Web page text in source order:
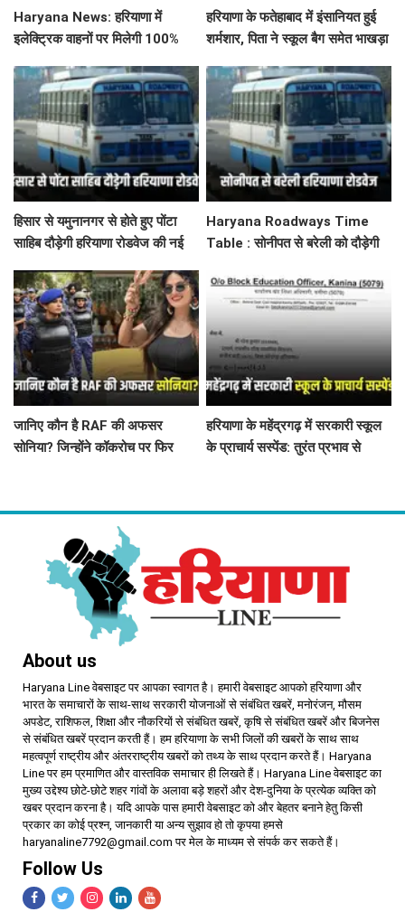
Haryana News: हरियाणा में
इलेक्ट्रिक वाहनों पर मिलेगी 100%
फैसला
हरियाणा के फतेहाबाद में इंसानियत हुई
शर्मशार, पिता ने स्कूल बैग समेत भाखड़ा
हिसार से यमुनानगर से होते हुए पोंटा
साहिब दौड़ेगी हरियाणा रोडवेज की नई
Haryana Roadways Time
Table : सोनीपत से बरेली को दौड़ेगी
टेबल
जानिए कौन है RAF की अफसर
सोनिया? जिन्होंने कॉकरोच पर फिर
हरियाणा के महेंद्रगढ़ में सरकारी स्कूल
के प्राचार्य सस्पेंड: तुरंत प्रभाव से
About us
Haryana Line वेबसाइट पर आपका स्वागत है। हमारी वेबसाइट आपको हरियाणा और
भारत के समाचारों के साथ-साथ सरकारी योजनाओं से संबंधित खबरें, मनोरंजन, मौसम
अपडेट, राशिफल, शिक्षा और नौकरियों से संबंधित खबरें, कृषि से संबंधित खबरें और बिजनेस
से संबंधित खबरें प्रदान करती हैं। हम हरियाणा के सभी जिलों की खबरों के साथ साथ
महत्वपूर्ण राष्ट्रीय और अंतरराष्ट्रीय खबरों को तथ्य के साथ प्रदान करते हैं। Haryana
Line पर हम प्रमाणित और वास्तविक समाचार ही लिखते हैं। Haryana Line वेबसाइट का
मुख्य उद्देश्य छोटे-छोटे शहर गांवों के अलावा बड़े शहरों और देश-दुनिया के प्रत्येक व्यक्ति को
खबर प्रदान करना है। यदि आपके पास हमारी वेबसाइट को और बेहतर बनाने हेतु किसी
प्रकार का कोई प्रश्न, जानकारी या अन्य सुझाव हो तो कृपया हमसे
haryanaline7792@gmail.com पर मेल के माध्यम से संपर्क कर सकते हैं।
Follow Us